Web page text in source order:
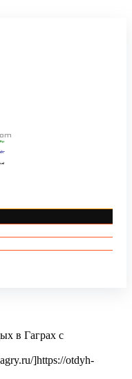
в Гаграх с
]https://otdyh-